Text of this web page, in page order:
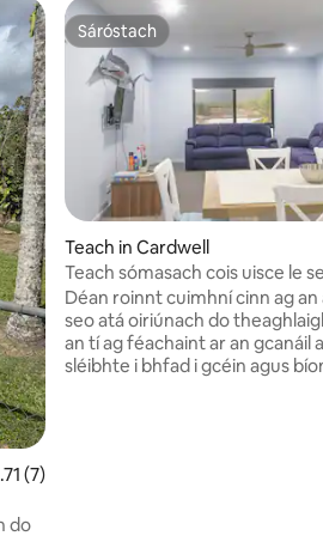
4.71 as 5, 7 léirmheas
(7)
do
Sáróstach
Sáróstach
Teach in Cardwell
Teach sómasach cois uisce le
folctha en suite i bhformhór
Déan roinnt cuimhní cinn ag
seo atá oiriúnach do
an tí ag féachaint ar an gcanáil
sléibhte i bhfad i gcéin agus